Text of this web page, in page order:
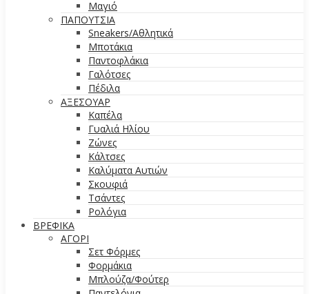
Μαγιό
ΠΑΠΟΥΤΣΙΑ
Sneakers/Αθλητικά
Μποτάκια
Παντοφλάκια
Γαλότσες
Πέδιλα
ΑΞΕΣΟΥΑΡ
Καπέλα
Γυαλιά Ηλίου
Ζώνες
Κάλτσες
Καλύματα Αυτιών
Σκουφιά
Τσάντες
Ρολόγια
ΒΡΕΦΙΚΑ
ΑΓΟΡΙ
Σετ Φόρμες
Φορμάκια
Μπλούζα/Φούτερ